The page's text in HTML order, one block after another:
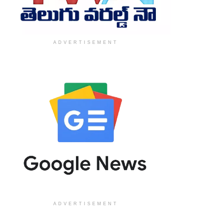
ADVERTISEMENT
ADVERTISEMENT